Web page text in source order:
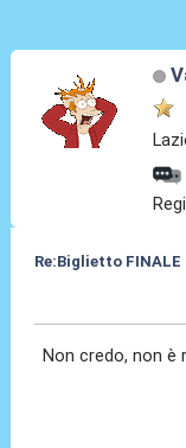
Re:Biglietto FINALE
Non credo, non è